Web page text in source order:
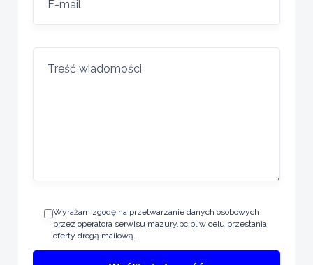
Wyrażam zgodę na przetwarzanie danych osobowych
przez operatora serwisu mazury.pc.pl w celu przesłania
oferty drogą mailową.